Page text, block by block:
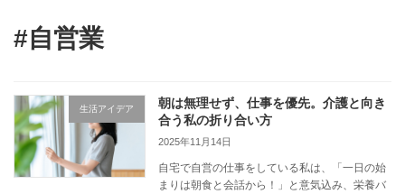
#自営業
生活アイデア
朝は無理せず、仕事を優先。介護と向き
合う私の折り合い方
2025年11月14日
自宅で自営の仕事をしている私は、「一日の始
まりは朝食と会話から！」と意気込み、栄養バ